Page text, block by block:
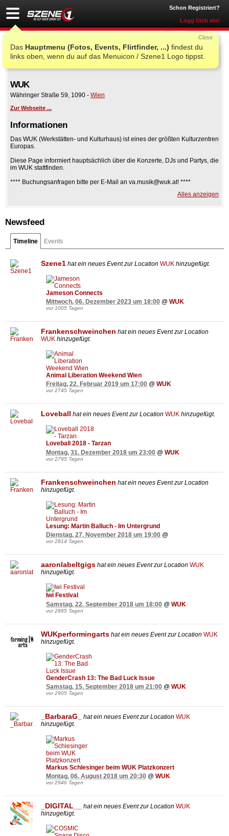
Schon Registriert?
Logg Dich ein!
Das Hauptmenu (Fotos, Events, Flirtfinder, ...) findest du
links oben, wenn du auf das Menuicon / Szene1 Logo tippst.
Close
WUK
Währinger Straße 59, 1090 - Wien
Zur Webseite ...
Informationen
Das WUK (Werkstätten- und Kulturhaus) ist eines der größten Kulturzentren
Europas.
Diese Page informiert hauptsächlich über die Konzerte, DJs und Partys, die
im WUK stattfinden.
**** Buchungsanfragen bitte per E-Mail an va.musik@wuk.at! ****
Weitere Infos zu den Bereichen Musik, Performing Arts, KunsthalleAlles anzeigen
Newsfeed
Timeline Events
Szene1 hat ein neues Event zur Location WUK hinzugefügt.
Jameson Connects
Mittwoch, 06. Dezember 2023 um 18:00 @ WUK
vor 1005 Tagen
Frankenschweinchen hat ein neues Event zur Location
WUK hinzugefügt.
Animal Liberation Weekend Wien
Freitag, 22. Februar 2019 um 17:00 @ WUK
vor 2745 Tagen
Loveball hat ein neues Event zur Location WUK hinzugefügt.
Loveball 2018 - Tarzan
Montag, 31. Dezember 2018 um 23:00 @ WUK
vor 2795 Tagen
Frankenschweinchen hat ein neues Event zur Location
hinzugefügt.
Lesung: Martin Balluch - Im Untergrund
Dienstag, 27. November 2018 um 19:00 @
vor 2814 Tagen
aaronlabeltgigs hat ein neues Event zur Location WUK
hinzugefügt.
Iwi Festival
Samstag, 22. September 2018 um 18:00 @ WUK
vor 2885 Tagen
WUKperformingarts hat ein neues Event zur Location WUK
hinzugefügt.
GenderCrash 13: The Bad Luck Issue
Samstag, 15. September 2018 um 21:00 @ WUK
vor 2905 Tagen
_BarbaraG_ hat ein neues Event zur Location WUK
hinzugefügt.
Markus Schlesinger beim WUK Platzkonzert
Montag, 06. August 2018 um 20:30 @ WUK
vor 2946 Tagen
_DIGITAL__ hat ein neues Event zur Location WUK
hinzugefügt.